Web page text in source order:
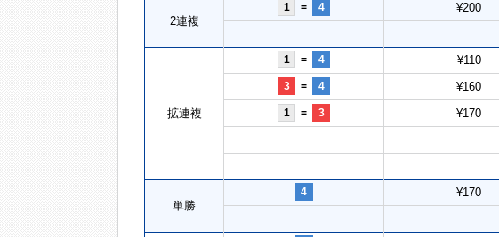
2連複
1 = 4 ¥200
拡連複
1 = 4 ¥110
3 = 4 ¥160
1 = 3 ¥170
単勝
4 ¥170